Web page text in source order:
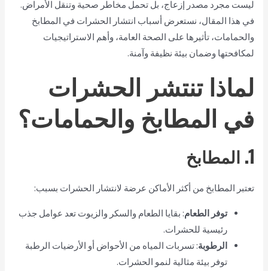
ليست مجرد مصدر إزعاج، بل تحمل مخاطر صحية وتنقل الأمراض.
في هذا المقال، نستعرض أسباب انتشار الحشرات في المطابخ
والحمامات، تأثيرها على الصحة العامة، وأهم الاستراتيجيات
لمكافحتها وضمان بيئة نظيفة وآمنة.
لماذا تنتشر الحشرات
في المطابخ والحمامات؟
1. المطابخ
تعتبر المطابخ من أكثر الأماكن عرضة لانتشار الحشرات بسبب:
توفر الطعام: بقايا الطعام والسكر والزيوت تعد عوامل جذب
رئيسية للحشرات.
الرطوبة: تسربات المياه من الأحواض أو الأرضيات الرطبة
توفر بيئة مثالية لنمو الحشرات.